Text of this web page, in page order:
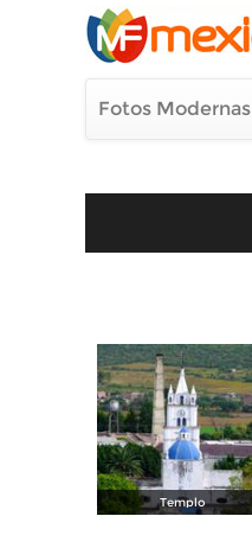
Fotos Modernas
Templo